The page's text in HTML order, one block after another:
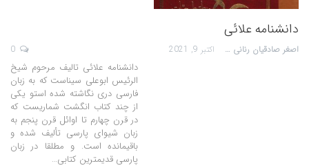
دانشنامه علائی
اصغر صادقیان رنانی اکتبر 9, 2021
دانشنامه علائى تالیف مرحوم شیخ
الرئیس ابوعلی سیناست که به زبان
فارسی دری نگاشته شده استو يكى
از چند كتاب انگشت‏ شماريست كه
در قرن چهارم تا اوائل قرن پنجم به
زبان شيواى پارسى تأليف شده و
باقيمانده است. و مطلقا در زبان
پارسى قديمترين كتابى…